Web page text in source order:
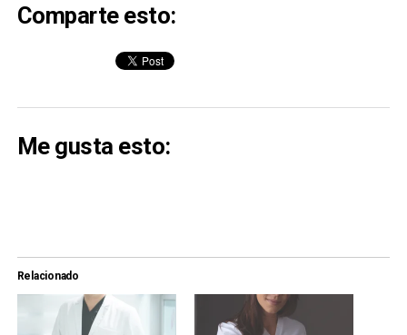
Comparte esto:
Me gusta esto:
Relacionado